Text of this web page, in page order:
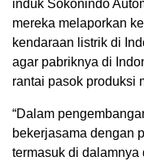
induk Sokonindo
mereka melaporkan
kendaraan listrik di
agar pabriknya di
rantai pasok produksi
“Dalam
bekerjasama dengan
termasuk di dalamnya